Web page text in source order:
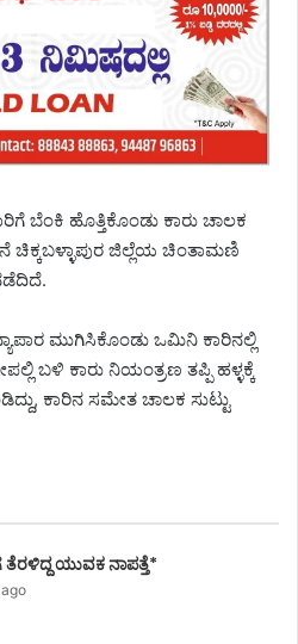
ಬೆಂಕಿ ಹೊತ್ತಿಕೊಂಡು ಕಾರು ಚಾಲಕ
ಜಿಲ್ಲೆಯ ಚಿಂತಾಮಣಿ
ಮುಗಿಸಿಕೊಂಡು ಒಮಿನಿ ಕಾರಿನಲ್ಲಿ
ಬಳಿ ಕಾರು ನಿಯಂತ್ರಣ ತಪ್ಪಿ ಹಳ್ಳಕ್ಕೆ
ಕಾರಿನ ಸಮೇತ ಚಾಲಕ ಸುಟ್ಟು
ತೆರಳಿದ್ದ ಯುವಕ ನಾಪತ್ತೆ*